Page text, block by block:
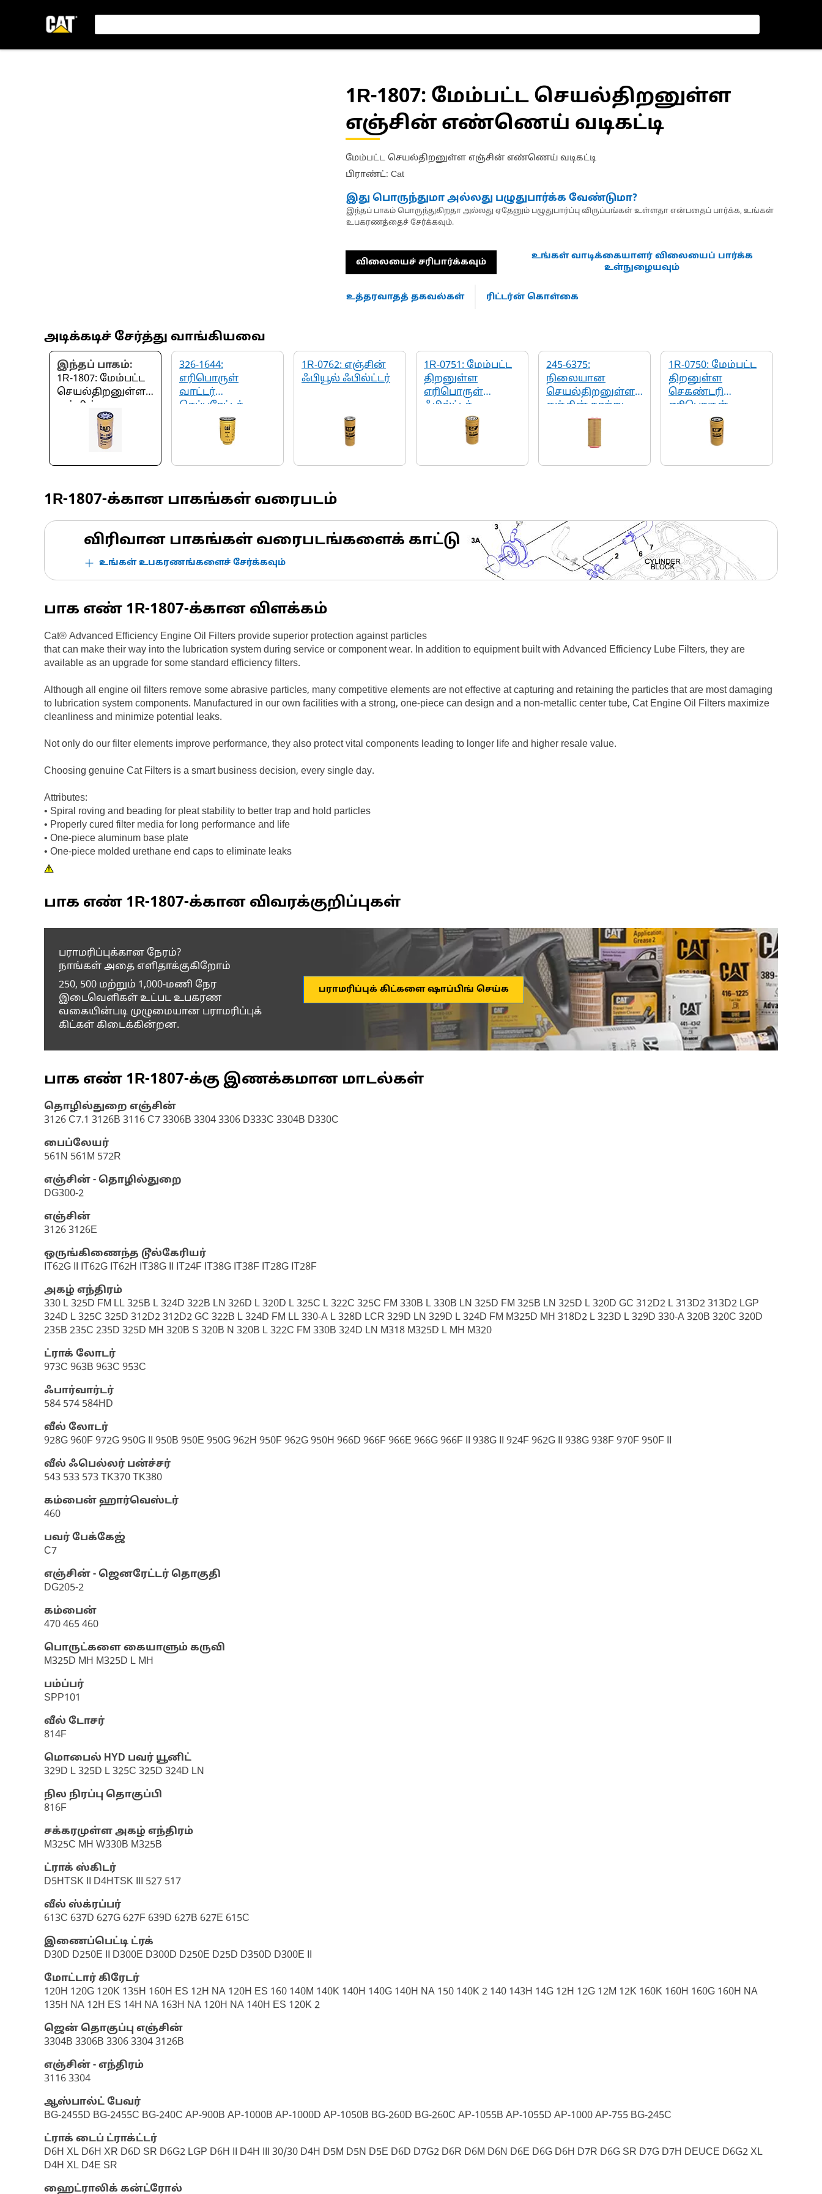
1R-1807: மேம்பட்ட செயல்திறனுள்ள
எஞ்சின் எண்ணெய் வடிகட்டி
மேம்பட்ட செயல்திறனுள்ள எஞ்சின் எண்ணெய் வடிகட்டி
பிராண்ட்: Cat
இது பொருந்துமா அல்லது பழுதுபார்க்க வேண்டுமா?
இந்தப் பாகம் பொருந்துகிறதா அல்லது ஏதேனும் பழுதுபார்ப்பு விருப்பங்கள் உள்ளதா என்பதைப் பார்க்க, உங்கள்
உபகரணத்தைச் சேர்க்கவும்.
விலையைச் சரிபார்க்கவும்
உங்கள் வாடிக்கையாளர் விலையைப் பார்க்க
உள்நுழையவும்
உத்தரவாதத் தகவல்கள் ரிட்டர்ன் கொள்கை
அடிக்கடிச் சேர்த்து வாங்கியவை
இந்தப் பாகம்:
1R-1807: மேம்பட்ட
செயல்திறனுள்ள
எஞ்சின்
எண்ணெய்
வடிகட்டி
326-1644:
எரிபொருள்
வாட்டர்
செப்பரேட்டர்
1R-0762: எஞ்சின்
ஃபியூல் ஃபில்ட்டர்
1R-0751: மேம்பட்ட
திறனுள்ள
எரிபொருள்
ஃபில்ட்டர்
245-6375:
நிலையான
செயல்திறனுள்ள
எஞ்சின் காற்று -
முதலாவது
1R-0750: மேம்பட்ட
திறனுள்ள
செகண்டரி
எரிபொருள்
1R-1807-க்கான பாகங்கள் வரைபடம்
விரிவான பாகங்கள் வரைபடங்களைக் காட்டு
உங்கள் உபகரணங்களைச் சேர்க்கவும்
பாக எண் 1R-1807-க்கான விளக்கம்
Cat® Advanced Efficiency Engine Oil Filters provide superior protection against particles
that can make their way into the lubrication system during service or component wear. In addition to equipment built with Advanced Efficiency Lube Filters, they are
available as an upgrade for some standard efficiency filters.
Although all engine oil filters remove some abrasive particles, many competitive elements are not effective at capturing and retaining the particles that are most damaging
to lubrication system components. Manufactured in our own facilities with a strong, one-piece can design and a non-metallic center tube, Cat Engine Oil Filters maximize
cleanliness and minimize potential leaks.
Not only do our filter elements improve performance, they also protect vital components leading to longer life and higher resale value.
Choosing genuine Cat Filters is a smart business decision, every single day.
Attributes:
• Spiral roving and beading for pleat stability to better trap and hold particles
• Properly cured filter media for long performance and life
• One-piece aluminum base plate
• One-piece molded urethane end caps to eliminate leaks
பாக எண் 1R-1807-க்கான விவரக்குறிப்புகள்
பராமரிப்புக்கான நேரம்?
நாங்கள் அதை எளிதாக்குகிறோம்
250, 500 மற்றும் 1,000-மணி நேர
இடைவெளிகள் உட்பட உபகரண
வகையின்படி முழுமையான பராமரிப்புக்
கிட்கள் கிடைக்கின்றன.
பராமரிப்புக் கிட்களை ஷாப்பிங் செய்க
பாக எண் 1R-1807-க்கு இணக்கமான மாடல்கள்
தொழில்துறை எஞ்சின்
3126 C7.1 3126B 3116 C7 3306B 3304 3306 D333C 3304B D330C
பைப்லேயர்
561N 561M 572R
எஞ்சின் - தொழில்துறை
DG300-2
எஞ்சின்
3126 3126E
ஒருங்கிணைந்த டூல்கேரியர்
IT62G II IT62G IT62H IT38G II IT24F IT38G IT38F IT28G IT28F
அகழ் எந்திரம்
330 L 325D FM LL 325B L 324D 322B LN 326D L 320D L 325C L 322C 325C FM 330B L 330B LN 325D FM 325B LN 325D L 320D GC 312D2 L 313D2 313D2 LGP
324D L 325C 325D 312D2 312D2 GC 322B L 324D FM LL 330-A L 328D LCR 329D LN 329D L 324D FM M325D MH 318D2 L 323D L 329D 330-A 320B 320C 320D
235B 235C 235D 325D MH 320B S 320B N 320B L 322C FM 330B 324D LN M318 M325D L MH M320
ட்ராக் லோடர்
973C 963B 963C 953C
ஃபார்வார்டர்
584 574 584HD
வீல் லோடர்
928G 960F 972G 950G II 950B 950E 950G 962H 950F 962G 950H 966D 966F 966E 966G 966F II 938G II 924F 962G II 938G 938F 970F 950F II
வீல் ஃபெல்லர் பன்ச்சர்
543 533 573 TK370 TK380
கம்பைன் ஹார்வெஸ்டர்
460
பவர் பேக்கேஜ்
C7
எஞ்சின் - ஜெனரேட்டர் தொகுதி
DG205-2
கம்பைன்
470 465 460
பொருட்களை கையாளும் கருவி
M325D MH M325D L MH
பம்ப்பர்
SPP101
வீல் டோசர்
814F
மொபைல் HYD பவர் யூனிட்
329D L 325D L 325C 325D 324D LN
நில நிரப்பு தொகுப்பி
816F
சக்கரமுள்ள அகழ் எந்திரம்
M325C MH W330B M325B
ட்ராக் ஸ்கிடர்
D5HTSK II D4HTSK III 527 517
வீல் ஸ்க்ரப்பர்
613C 637D 627G 627F 639D 627B 627E 615C
இணைப்பெட்டி ட்ரக்
D30D D250E II D300E D300D D250E D25D D350D D300E II
மோட்டார் கிரேடர்
120H 120G 120K 135H 160H ES 12H NA 120H ES 160 140M 140K 140H 140G 140H NA 150 140K 2 140 143H 14G 12H 12G 12M 12K 160K 160H 160G 160H NA
135H NA 12H ES 14H NA 163H NA 120H NA 140H ES 120K 2
ஜென் தொகுப்பு எஞ்சின்
3304B 3306B 3306 3304 3126B
எஞ்சின் - எந்திரம்
3116 3304
ஆஸ்பால்ட் பேவர்
BG-2455D BG-2455C BG-240C AP-900B AP-1000B AP-1000D AP-1050B BG-260D BG-260C AP-1055B AP-1055D AP-1000 AP-755 BG-245C
ட்ராக் டைப் ட்ராக்ட்டர்
D6H XL D6H XR D6D SR D6G2 LGP D6H II D4H III 30/30 D4H D5M D5N D5E D6D D7G2 D6R D6M D6N D6E D6G D6H D7R D6G SR D7G D7H DEUCE D6G2 XL
D4H XL D4E SR
ஹைட்ராலிக் கன்ட்ரோல்